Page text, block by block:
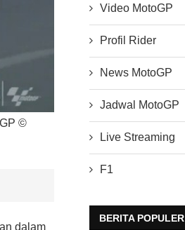
©
dalam
Video MotoGP
Profil Rider
News MotoGP
Jadwal MotoGP
Live Streaming
F1
BERITA POPULER